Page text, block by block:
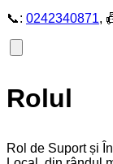
📞: 0242340871,
Rolul
Rol de Suport și